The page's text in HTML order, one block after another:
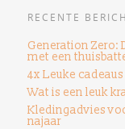
RECENTE
Generation Zero:
met een
4x Leuke
Wat is een leuk
Kledingadvies
najaar